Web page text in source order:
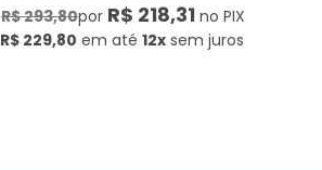
R$ 293,80por R$ 218,31 no PIX
R$ 229,80 em até 12x sem juros